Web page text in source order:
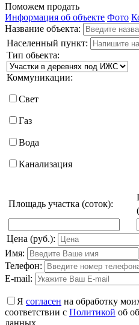
Поможем продать
Информация об объекте Фото
Название объекта:
Населенный пункт:
Тип обьекта:
Коммуникации:
Свет
Газ
Вода
Канализация
Площадь участка (соток):
Цена (руб.):
Имя:
Телефон:
E-mail:
Я согласен на обработку
соответствии с Политикой об
данных